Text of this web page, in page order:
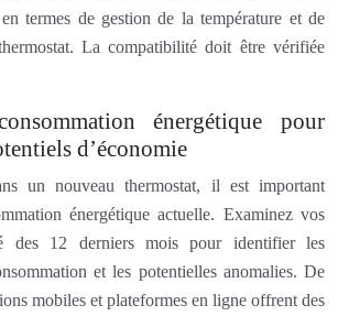
termes de gestion de la température et de
La compatibilité doit être vérifiée
énergétique pour
d’économie
un nouveau thermostat, il est important
énergétique actuelle. Examinez vos
des 12 derniers mois pour identifier les
et les potentielles anomalies. De
mobiles et plateformes en ligne offrent des